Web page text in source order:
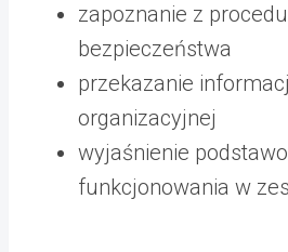
zapoznanie z
bezpieczeństwa
przekazanie
organizacyjnej
wyjaśnienie
funkcjonowania w